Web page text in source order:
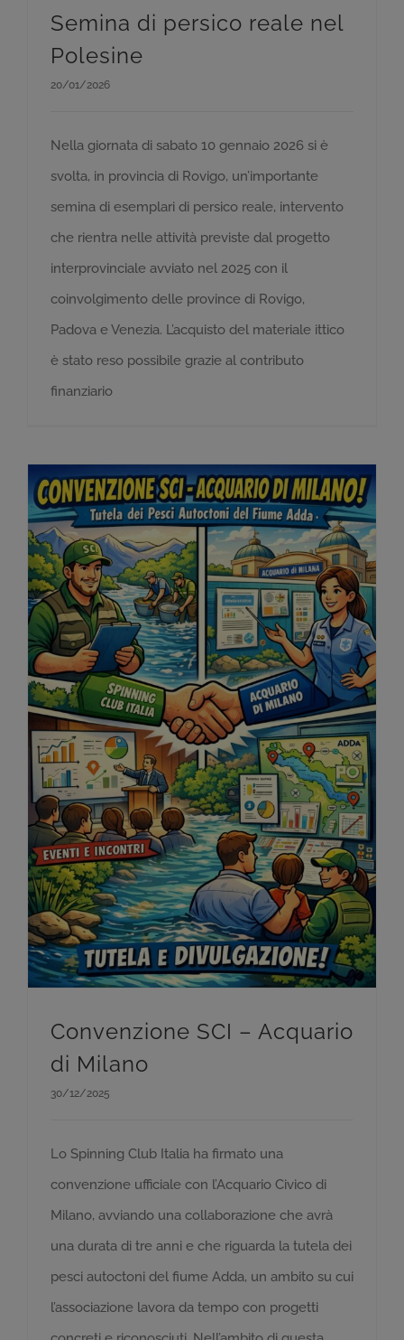
Semina di persico reale nel
Polesine
20/01/2026
Nella giornata di sabato 10 gennaio 2026 si è
svolta, in provincia di Rovigo, un’importante
semina di esemplari di persico reale, intervento
che rientra nelle attività previste dal progetto
interprovinciale avviato nel 2025 con il
coinvolgimento delle province di Rovigo,
Padova e Venezia. L’acquisto del materiale ittico
è stato reso possibile grazie al contributo
finanziario
Convenzione SCI – Acquario
di Milano
30/12/2025
Lo Spinning Club Italia ha firmato una
convenzione ufficiale con l’Acquario Civico di
Milano, avviando una collaborazione che avrà
una durata di tre anni e che riguarda la tutela dei
pesci autoctoni del fiume Adda, un ambito su cui
l’associazione lavora da tempo con progetti